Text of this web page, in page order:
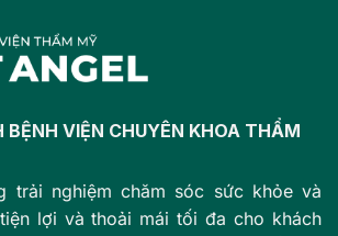
BỆNH VIỆN CHUYÊN KHOA THẨM
trải nghiệm chăm sóc sức khỏe và
lợi và thoải mái tối đa cho khách